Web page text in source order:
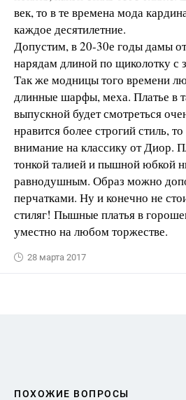
век, то в те времена мода
каждое десятилетние.
Допустим, в 20-30е годы дамы
нарядам длиной по щиколотку с
Так же модницы того времени
длинные шарфы, меха. Платье в
выпускной будет смотреться
нравится более строгий стиль,
внимание на классику от Диор.
тонкой талией и пышной юбкой
равнодушным. Образ можно
перчатками. Ну и конечно не
стиляг! Пышные платья в
уместно на любом торжестве.
28 марта 2017
ПОХОЖИЕ ВОПРОСЫ